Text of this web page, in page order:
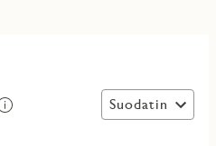
Suodatin